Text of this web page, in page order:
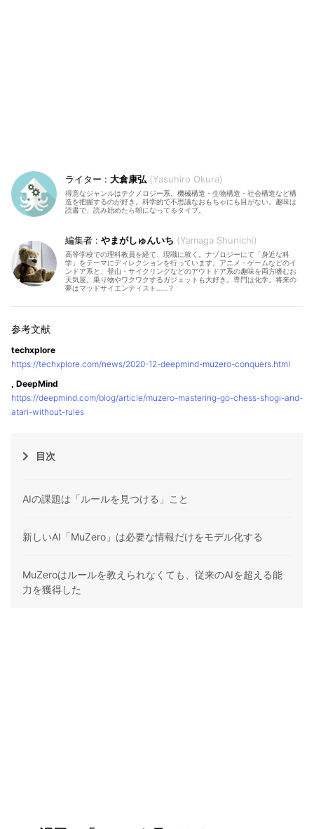
大倉康弘 Yasuhiro Okura
得意なジャンルはテクノロジー系。機械構造・生物構造・社会構造など構
造を把握するのが好き。科学的で不思議なおもちゃにも目がない。趣味は
読書で、読み始めたら朝になってるタイプ。
やまがしゅんいち Yamaga Shunichi
高等学校での理科教員を経て、現職に就く。ナゾロジーにて「身近な科
学」をテーマにディレクションを行っています。アニメ・ゲームなどのイ
ンドア系と、登山・サイクリングなどのアウトドア系の趣味を両方嗜むお
天気屋。乗り物やワクワクするガジェットも大好き。専門は化学。将来の
夢はマッドサイエンティスト……？
techxplore
https://techxplore.com/news/2020-12-deepmind-muzero-conquers.html
, DeepMind
https://deepmind.com/blog/article/muzero-mastering-go-chess-shogi-and-
atari-without-rules
目次
AIの課題は「ルールを見つける」こと
新しいAI「MuZero」は必要な情報だけをモデル化する
MuZeroはルールを教えられなくても、従来のAIを超える能
力を獲得した